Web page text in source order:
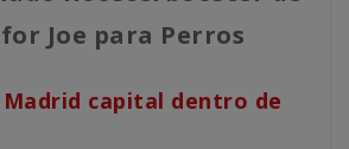
Joe para Perros
capital dentro de